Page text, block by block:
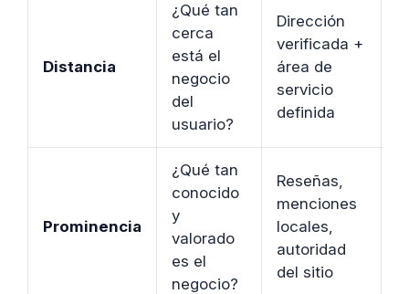
Distancia
¿Qué tan
cerca
está el
negocio
del
usuario?
Dirección
verificada +
área de
servicio
definida
Prominencia
¿Qué tan
conocido
y
valorado
es el
negocio?
Reseñas,
menciones
locales,
autoridad
del sitio